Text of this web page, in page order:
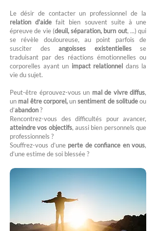
Le désir de contacter un professionnel de la
relation d'aide fait bien souvent suite à une
épreuve de vie (deuil, séparation, burn out, ...) qui
se révèle douloureuse, au point parfois de
susciter des angoisses existentiellesse
traduisant par des réactions émotionnelles ou
corporelles ayant un impact relationnel dans la
vie du sujet.
Peut-être éprouvez-vous un mal de vivre diffus,
un mal être corporel,unsentiment de solitudeou
d’abandon?
Rencontrez-vous des difficultés pour avancer,
atteindre vos objectifs, aussi bien personnels que
professionnels ?
Souffrez-vous d’une perte de confiance en vous,
d’une estime de soi blessée ?​​